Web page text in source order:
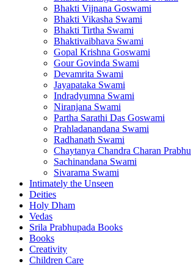
Bhakti Vijnana Goswami
Bhakti Vikasha Swami
Bhakti Tirtha Swami
Bhaktivaibhava Swami
Gopal Krishna Goswami
Gour Govinda Swami
Devamrita Swami
Jayapataka Swami
Indradyumna Swami
Niranjana Swami
Partha Sarathi Das Goswami
Prahladanandana Swami
Radhanath Swami
Chaytanya Chandra Charan Prabhu
Sachinandana Swami
Sivarama Swami
Intimately the Unseen
Deities
Holy Dham
Vedas
Srila Prabhupada Books
Books
Creativity
Children Care